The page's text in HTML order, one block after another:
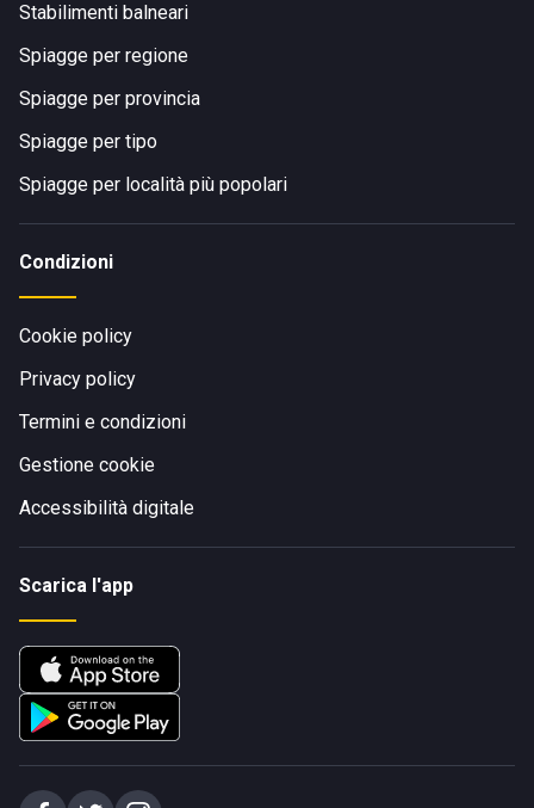
Stabilimenti balneari
Spiagge per regione
Spiagge per provincia
Spiagge per tipo
Spiagge per località più popolari
Condizioni
Cookie policy
Privacy policy
Termini e condizioni
Gestione cookie
Accessibilità digitale
Scarica l'app